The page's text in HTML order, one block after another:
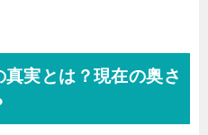
実とは？現在の奥さ